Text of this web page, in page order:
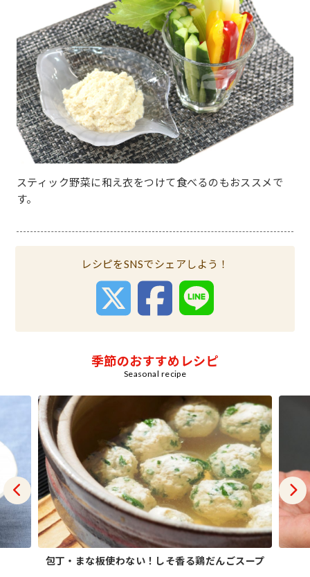
スティック野菜に和え衣をつけて食べるのもおススメで
す。
レシピをSNSでシェアしよう！
季節のおすすめレシピ
Seasonal recipe
包丁・まな板使わない！しそ香る鶏だんごスープ